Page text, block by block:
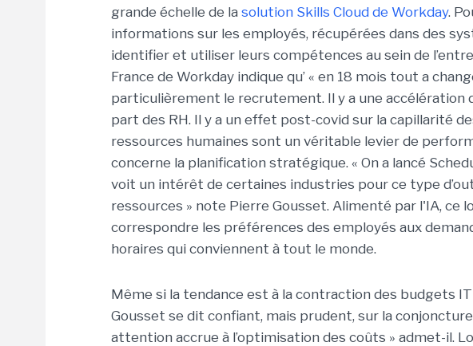
grande échelle de la solution Skills Cloud de Workday.
informations sur les employés, récupérées dans des
identifier et utiliser leurs compétences au sein de
France de Workday indique qu’ « en 18 mois tout a
particulièrement le recrutement. Il y a une accélération
part des RH. Il y a un effet post-covid sur la capillarité
ressources humaines sont un véritable levier de
concerne la planification stratégique. « On a lancé
voit un intérêt de certaines industries pour ce type
ressources » note Pierre Gousset. Alimenté par l'IA, ce
correspondre les préférences des employés aux
horaires qui conviennent à tout le monde.
Même si la tendance est à la contraction des budgets
Gousset se dit confiant, mais prudent, sur la
attention accrue à l’optimisation des coûts » admet-il.